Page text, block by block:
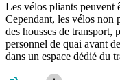
Les vélos pliants peuvent
Cependant, les vélos non
des housses de transport,
personnel de quai avant
dans un espace dédié du